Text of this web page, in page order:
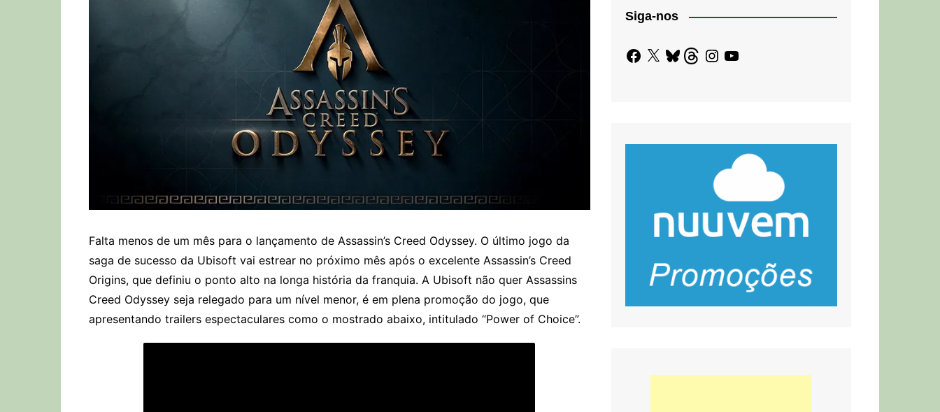
Falta menos de um mês para o lançamento de Assassin’s Creed Odyssey. O último jogo da
saga de sucesso da Ubisoft vai estrear no próximo mês após o excelente Assassin’s Creed
Origins, que definiu o ponto alto na longa história da franquia. A Ubisoft não quer Assassins
Creed Odyssey seja relegado para um nível menor, é em plena promoção do jogo, que
apresentando trailers espectaculares como o mostrado abaixo, intitulado “Power of Choice”.
Siga-nos
Facebook
X BlueskyThreadsInstagram
YouTube